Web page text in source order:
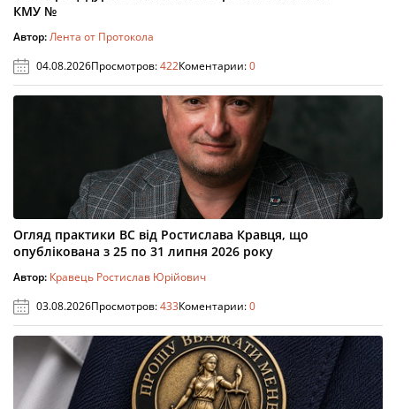
КМУ №
Автор:Лента от Протокола
04.08.2026Просмотров:422Коментарии:0
Огляд практики ВС від Ростислава Кравця, що
опублікована з 25 по 31 липня 2026 року
Автор: Кравець Ростислав Юрійович
03.08.2026Просмотров:433Коментарии:0